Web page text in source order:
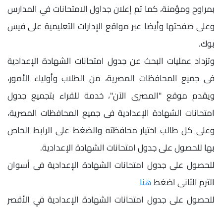
بمراوح ومؤمنة، كما تم إعلان جداول الامتحانات في المدارس
وعلى صفحتها وأيضا عبر مواقع الإدارات التعليمية على فيس
بوك.
وتزداد عمليات البحث عن جدول امتحانات الشهادة الإعدادية
فى جميع المحافظات المصرية، من الطلاب وأولياء الأمور،
ويقدم موقع "المصرى الآن"، خدمة للقراء بتجميع جدول
امتحانات الشهادة الإعدادية فى جميع المحافظات المصرية،
وعلى كل طالب اختيار محافظته والضغط على الرابط الخاص
بها للحصول على جدول امتحانات الشهادة الإعدادية.
للحصول على جدول امتحانات الشهادة الإعدادية فى أسوان
الترم الثانى اضغطهنا
للحصول على جدول امتحانات الشهادة الإعدادية في الأقصر